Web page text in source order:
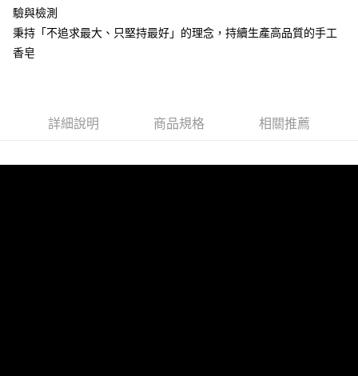
付款後門市自取(待系統通知後才可取貨)
每筆NT$150，滿NT$1,399(含以上)免運費
驗與檢測
秉持「不追求最大、只堅持最好」的理念，持續生產高品質的手工
香皂
詳細說明 商品規格 相關推薦